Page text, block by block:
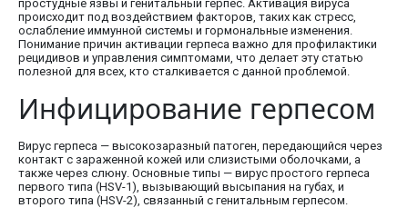
простудные язвы и генитальный герпес. Активация вируса
происходит под воздействием факторов, таких как стресс,
ослабление иммунной системы и гормональные изменения.
Понимание причин активации герпеса важно для профилактики
рецидивов и управления симптомами, что делает эту статью
полезной для всех, кто сталкивается с данной проблемой.
Инфицирование герпесом
Вирус герпеса — высокозаразный патоген, передающийся через
контакт с зараженной кожей или слизистыми оболочками, а
также через слюну. Основные типы — вирус простого герпеса
первого типа (HSV-1), вызывающий высыпания на губах, и
второго типа (HSV-2), связанный с генитальным герпесом.